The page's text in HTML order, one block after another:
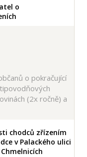
o
o pokračující
(2x ročně) a
chodců zřízením
v Palackého ulici